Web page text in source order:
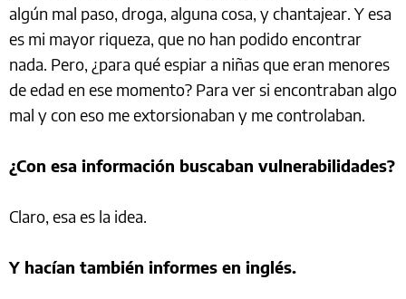
algún mal paso, droga, alguna cosa, y chantajear. Y esa
es mi mayor riqueza, que no han podido encontrar
nada. Pero, ¿para qué espiar a niñas que eran menores
de edad en ese momento? Para ver si encontraban algo
mal y con eso me extorsionaban y me controlaban.
¿Con esa información buscaban vulnerabilidades?
Claro, esa es la idea.
Y hacían también informes en inglés.